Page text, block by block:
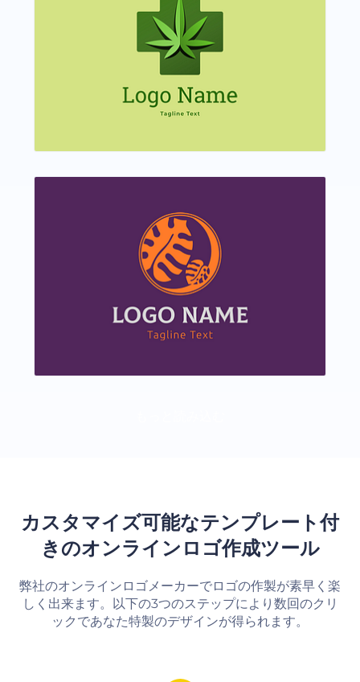
カスタマイズ可能なテンプレート付
きのオンラインロゴ作成ツール
弊社のオンラインロゴメーカーでロゴの作製が素早く楽
しく出来ます。以下の3つのステップにより数回のクリ
ックであなた特製のデザインが得られます。